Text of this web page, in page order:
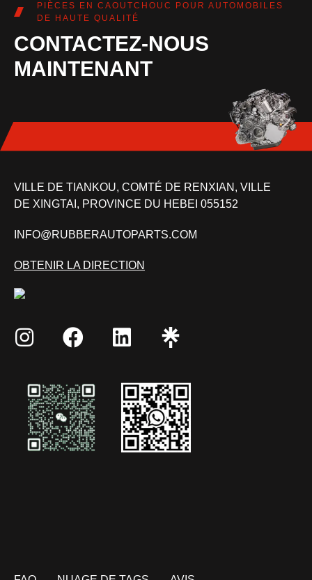
PIÈCES EN CAOUTCHOUC POUR AUTOMOBILES
DE HAUTE QUALITÉ
CONTACTEZ-NOUS
MAINTENANT
VILLE DE TIANKOU, COMTÉ DE RENXIAN, VILLE
DE XINGTAI, PROVINCE DU HEBEI 055152
INFO@RUBBERAUTOPARTS.COM
OBTENIR LA DIRECTION